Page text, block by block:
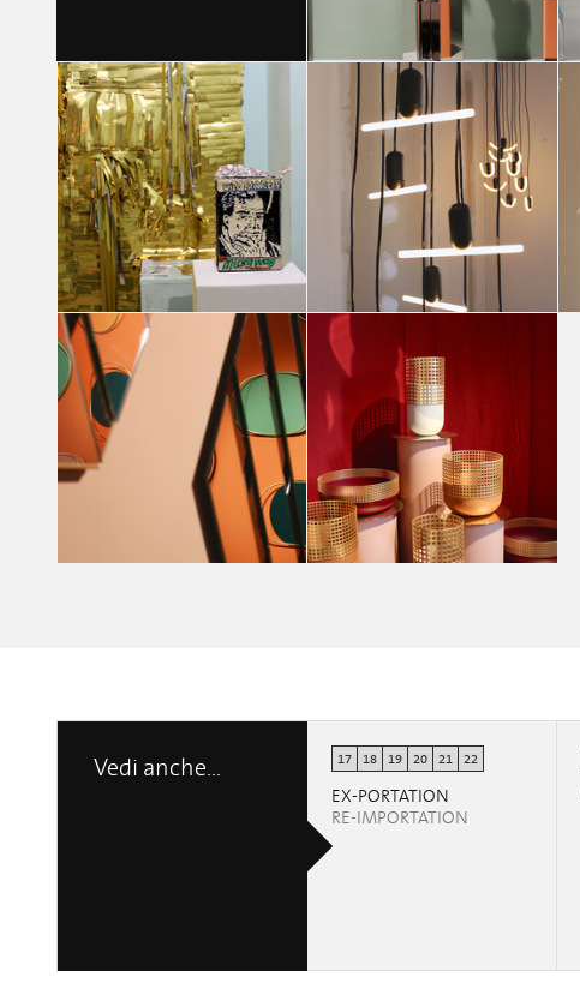
Emerging Switzerland-based designers
Annavittoria Avesani
Emerging Switzerland-based designers
Emerging Switzerland-based designers
Annavittoria Avesani
Emerging Switzerland-based designers
Emerging Switzerland-based designers
Vedi anche... 17 18 19 20 21 22
EX-PORTATION
RE-IMPORTATION